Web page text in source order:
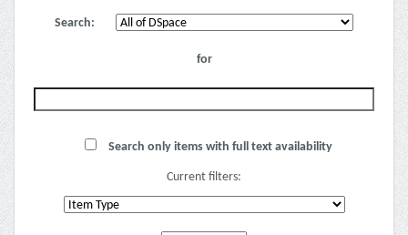
Search:
for
Search only items with full text availability
Current filters: